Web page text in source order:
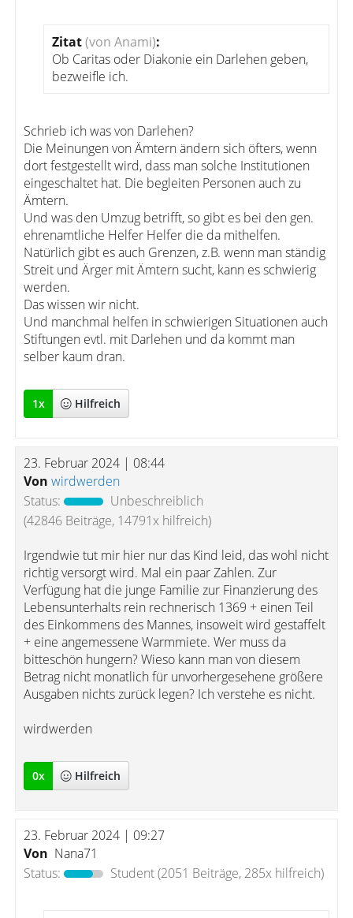
Zitat(von Anami):
Ob Caritas oder Diakonie ein Darlehen geben,
bezweifle ich.
Schrieb ich was von Darlehen?
Die Meinungen von Ämtern ändern sich öfters, wenn
dort festgestellt wird, dass man solche Institutionen
eingeschaltet hat. Die begleiten Personen auch zu
Ämtern.
Und was den Umzug betrifft, so gibt es bei den gen.
ehrenamtliche Helfer Helfer die da mithelfen.
Natürlich gibt es auch Grenzen, z.B. wenn man ständig
Streit und Ärger mit Ämtern sucht, kann es schwierig
werden.
Das wissen wir nicht.
Und manchmal helfen in schwierigen Situationen auch
Stiftungen evtl. mit Darlehen und da kommt man
selber kaum dran.
1x Hilfreich
23. Februar 2024 | 08:44
Von wirdwerden
Status:
Unbeschreiblich
(42846 Beiträge, 14791x hilfreich)
Irgendwie tut mir hier nur das Kind leid, das wohl nicht
richtig versorgt wird. Mal ein paar Zahlen. Zur
Verfügung hat die junge Familie zur Finanzierung des
Lebensunterhalts rein rechnerisch 1369 + einen Teil
des Einkommens des Mannes, insoweit wird gestaffelt
+ eine angemessene Warmmiete. Wer muss da
bitteschön hungern? Wieso kann man von diesem
Betrag nicht monatlich für unvorhergesehene größere
Ausgaben nichts zurück legen? Ich verstehe es nicht.
wirdwerden
0x Hilfreich
23. Februar 2024 | 09:27
Von Nana71
Status:
Student(2051 Beiträge, 285x hilfreich)